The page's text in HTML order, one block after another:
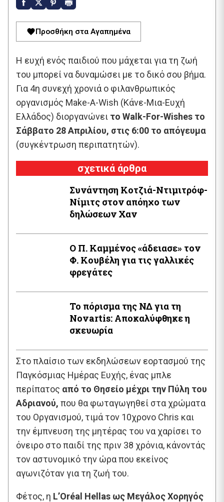
Προσθήκη στα Αγαπημένα
Η ευχή ενός παιδιού που μάχεται για τη ζωή
του μπορεί να δυναμώσει με το δικό σου βήμα.
Για 4η συνεχή χρονιά ο φιλανθρωπικός
οργανισμός Make-A-Wish (Κάνε-Μια-Ευχή
Ελλάδος) διοργανώνει το Walk-For-Wishes το
Σάββατο 28 Απριλίου, στις 6:00 το απόγευμα
(συγκέντρωση περιπατητών).
σχετικά άρθρα
Συνάντηση Κοτζιά-Ντιμιτρόφ-
Νίμιτς στον απόηχο των
δηλώσεων Χαν
Ο Π. Καμμένος «άδειασε» τον
Φ. Κουβέλη για τις γαλλικές
φρεγάτες
Το πόρισμα της ΝΔ για τη
Novartis: Αποκαλύφθηκε η
σκευωρία
Στο πλαίσιο των εκδηλώσεων εορτασμού της
Παγκόσμιας Ημέρας Ευχής, ένας μπλε
περίπατος από το Θησείο μέχρι την Πύλη του
Αδριανού, που θα φωταγωγηθεί στα χρώματα
του Οργανισμού, τιμά τον 10χρονο Chris και
την έμπνευση της μητέρας του να χαρίσει το
όνειρο στο παιδί της πριν 38 χρόνια, κάνοντάς
τον αστυνομικό την ώρα που εκείνος
αγωνιζόταν για τη ζωή του.
Φέτος, η L’Oréal Hellas ως Μεγάλος Χορηγός